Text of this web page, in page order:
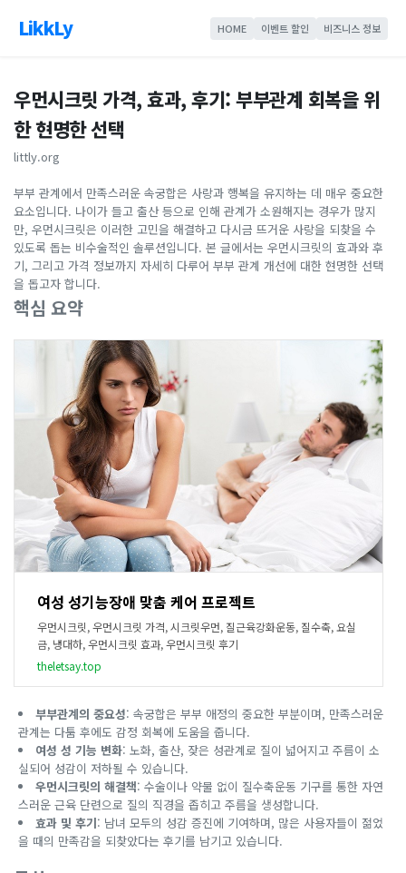
LikkLy HOME 이벤트 할인 비즈니스 정보
우먼시크릿 가격, 효과, 후기: 부부관계 회복을 위
한 현명한 선택
littly.org
부부 관계에서 만족스러운 속궁합은 사랑과 행복을 유지하는 데 매우 중요한
요소입니다. 나이가 들고 출산 등으로 인해 관계가 소원해지는 경우가 많지
만, 우먼시크릿은 이러한 고민을 해결하고 다시금 뜨거운 사랑을 되찾을 수
있도록 돕는 비수술적인 솔루션입니다. 본 글에서는 우먼시크릿의 효과와 후
기, 그리고 가격 정보까지 자세히 다루어 부부 관계 개선에 대한 현명한 선택
을 돕고자 합니다.
핵심 요약
여성 성기능장애 맞춤 케어 프로젝트
우먼시크릿, 우먼시크릿 가격, 시크릿우먼, 질근육강화운동, 질수축, 요실
금, 냉대하, 우먼시크릿 효과, 우먼시크릿 후기
theletsay.top
부부관계의 중요성: 속궁합은 부부 애정의 중요한 부분이며, 만족스러운
관계는 다툼 후에도 감정 회복에 도움을 줍니다.
여성 성 기능 변화: 노화, 출산, 잦은 성관계로 질이 넓어지고 주름이 소
실되어 성감이 저하될 수 있습니다.
우먼시크릿의 해결책: 수술이나 약물 없이 질수축운동 기구를 통한 자연
스러운 근육 단련으로 질의 직경을 좁히고 주름을 생성합니다.
효과 및 후기: 남녀 모두의 성감 증진에 기여하며, 많은 사용자들이 젊었
을 때의 만족감을 되찾았다는 후기를 남기고 있습니다.